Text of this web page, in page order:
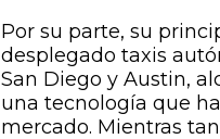
Por su parte, su
desplegado taxis
San Diego y Austin,
una tecnología que
mercado. Mientras